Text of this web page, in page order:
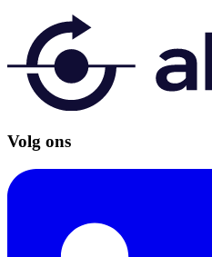
Volg ons